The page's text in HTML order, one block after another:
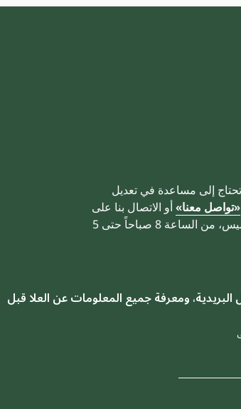
تحتاج إلى مساعدة في تعديل
«تواصل معنا»أو الاتصال بنا على
الرقم ‎00966920025003 من الأحد إلى الخميس، من الساعة 8 صباحاً حتى 5
ومعرفة جميع المعلومات عن العلا قبل